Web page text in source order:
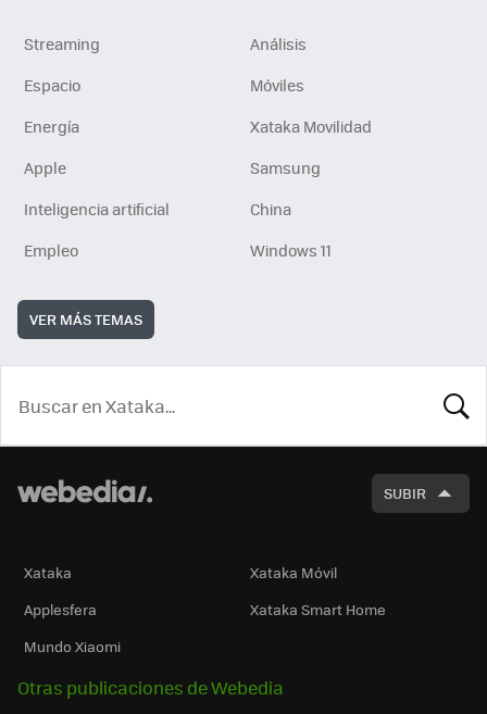
Streaming
Análisis
Espacio
Móviles
Energía
Xataka Movilidad
Apple
Samsung
Inteligencia artificial
China
Empleo
Windows 11
VER MÁS TEMAS
SUBIR
Xataka
Xataka Móvil
Applesfera
Xataka Smart Home
Mundo Xiaomi
Otras publicaciones de Webedia